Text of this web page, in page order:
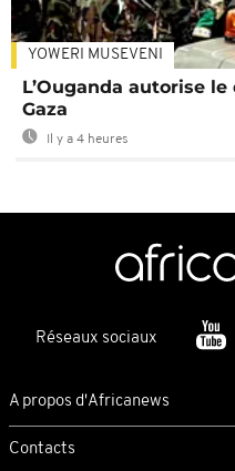
YOWERI MUSEVENI
L’Ouganda autorise
Gaza
Il y a 4 heures
Réseaux sociaux
A propos d'Africanews
Contacts